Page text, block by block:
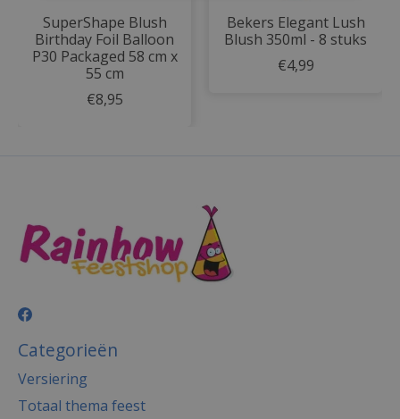
SuperShape Blush
Birthday Foil Balloon
P30 Packaged 58 cm x
55 cm
€8,95
Bekers Elegant Lush
Blush 350ml - 8 stuks
€4,99
Categorieën
Versiering
Totaal thema feest